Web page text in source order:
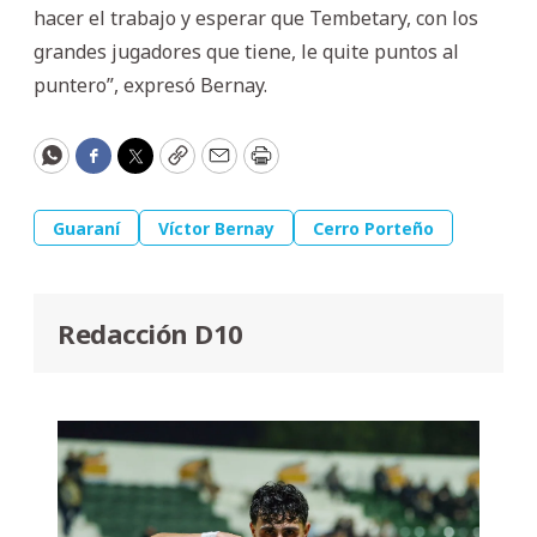
hacer el trabajo y esperar que Tembetary, con los
grandes jugadores que tiene, le quite puntos al
puntero”, expresó Bernay.
WhatsApp
Facebook
Twitter
CopyEmailPrint
Guaraní Víctor Bernay Cerro Porteño
Redacción D10